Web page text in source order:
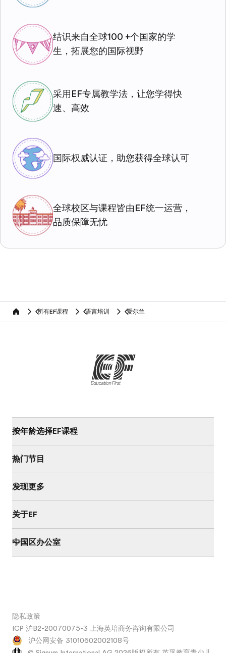
结识来自全球100 +个国家的学
生，拓展您的国际视野
采用EF专属教学法，让您学得快
速、高效
国际权威认证，助您获得全球认可
全球校区与课程皆由EF统一运营，
品质保障无忧
home 所有EF课程 语言培训 爱尔兰
按年龄选择EF课程
热门节目
发现更多
关于EF
中国区办公室
隐私政策
ICP 沪B2-20070075-3 上海英培商务咨询有限公司
沪公网安备 31010602002108号